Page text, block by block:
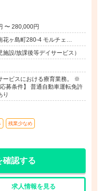
月給 210,000円 〜 280,000円
花ヶ島町280-4 モルチェ
設/放課後等デイサービス）
ービスにおける療育業務。 ※
募条件】 普通自動車運転免許
り
残業少なめ
確認する
求人情報を見る